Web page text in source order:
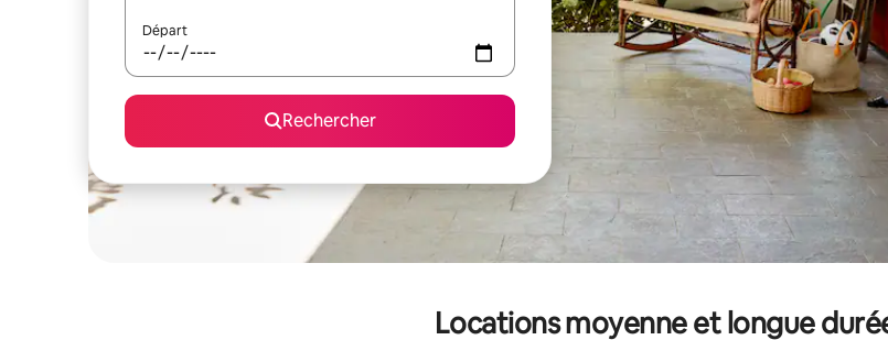
Départ
Rechercher
Locations moyenne et longue